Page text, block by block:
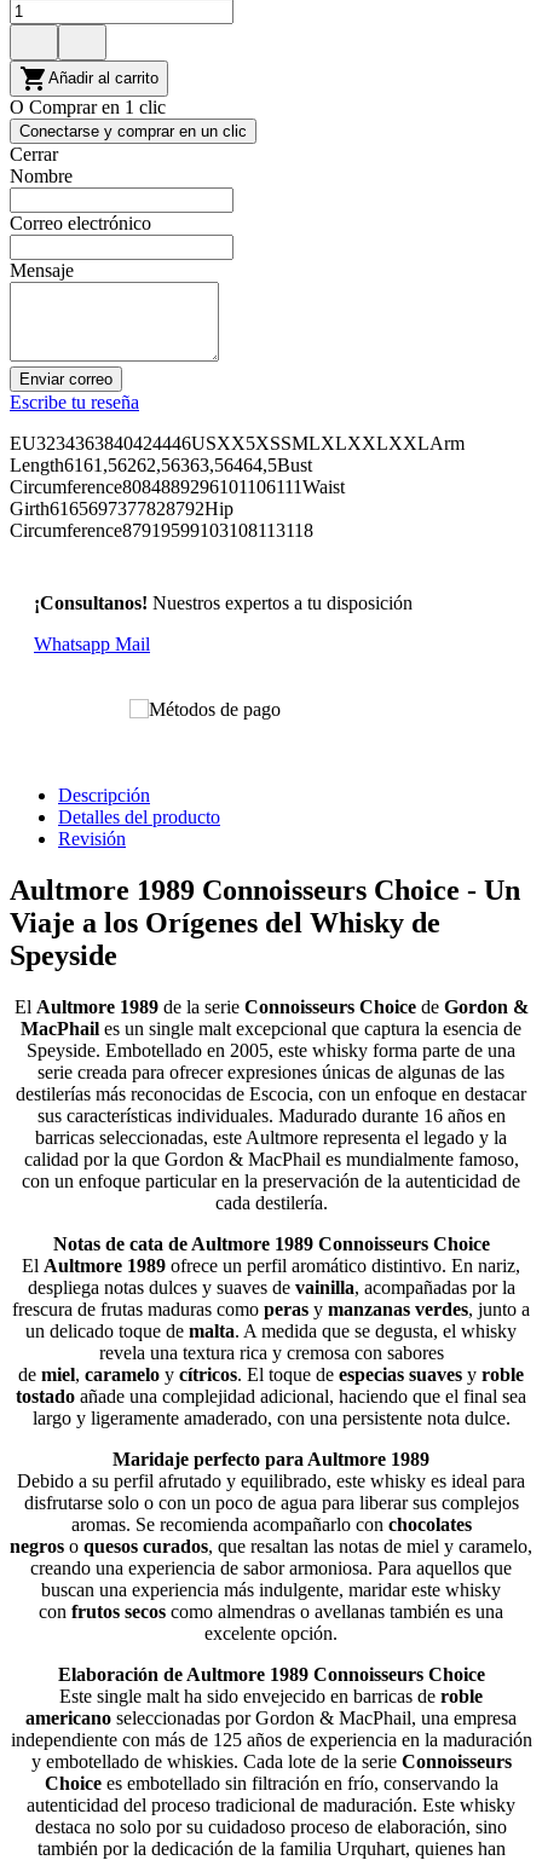
 Añadir al carrito
O Comprar en 1 clic
Conectarse y comprar en un clic
Cerrar
Nombre
Correo electrónico
Mensaje
Enviar correo
Escribe tu reseña
EU3234363840424446USXX5XSSMLXLXXLXXLArm
Length6161,56262,56363,56464,5Bust
Circumference8084889296101106111Waist
Girth6165697377828792Hip
Circumference87919599103108113118
¡Consultanos! Nuestros expertos a tu disposición
Whatsapp Mail
Descripción
Detalles del producto
Revisión
Aultmore 1989 Connoisseurs Choice - Un
Viaje a los Orígenes del Whisky de
Speyside
El Aultmore 1989de la serie Connoisseurs Choicede Gordon &
MacPhail es un single malt excepcional que captura la esencia de
Speyside. Embotellado en 2005, este whisky forma parte de una
serie creada para ofrecer expresiones únicas de algunas de las
destilerías más reconocidas de Escocia, con un enfoque en destacar
sus características individuales. Madurado durante 16 años en
barricas seleccionadas, este Aultmore representa el legado y la
calidad por la que Gordon & MacPhail es mundialmente famoso,
con un enfoque particular en la preservación de la autenticidad de
cada destilería.
Notas de cata de Aultmore 1989 Connoisseurs Choice
El Aultmore 1989 ofrece un perfil aromático distintivo. En nariz,
despliega notas dulces y suaves de vainilla, acompañadas por la
frescura de frutas maduras como peras y manzanas verdes, junto a
un delicado toque de malta. A medida que se degusta, el whisky
revela una textura rica y cremosa con sabores
de miel, caramelo y cítricos. El toque de especias suaves y roble
tostado añade una complejidad adicional, haciendo que el final sea
largo y ligeramente amaderado, con una persistente nota dulce.
Maridaje perfecto para Aultmore 1989
Debido a su perfil afrutado y equilibrado, este whisky es ideal para
disfrutarse solo o con un poco de agua para liberar sus complejos
aromas. Se recomienda acompañarlo con chocolates
negros o quesos curados, que resaltan las notas de miel y caramelo,
creando una experiencia de sabor armoniosa. Para aquellos que
buscan una experiencia más indulgente, maridar este whisky
con frutos secos como almendras o avellanas también es una
excelente opción.
Elaboración de Aultmore 1989 Connoisseurs Choice
Este single malt ha sido envejecido en barricas de roble
americano seleccionadas por Gordon & MacPhail, una empresa
independiente con más de 125 años de experiencia en la maduración
y embotellado de whiskies. Cada lote de la serie Connoisseurs
Choicees embotellado sin filtración en frío, conservando la
autenticidad del proceso tradicional de maduración. Este whisky
destaca no solo por su cuidadoso proceso de elaboración, sino
también por la dedicación de la familia Urquhart, quienes han